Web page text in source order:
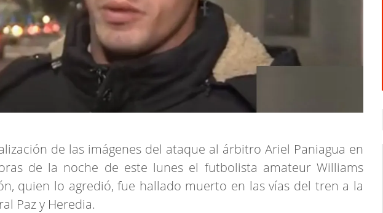
de las imágenes del ataque al árbitro Ariel Paniagua en
de la noche de este lunes el futbolista amateur Williams
quien lo agredió, fue hallado muerto en las vías del tren a la
Paz y Heredia.